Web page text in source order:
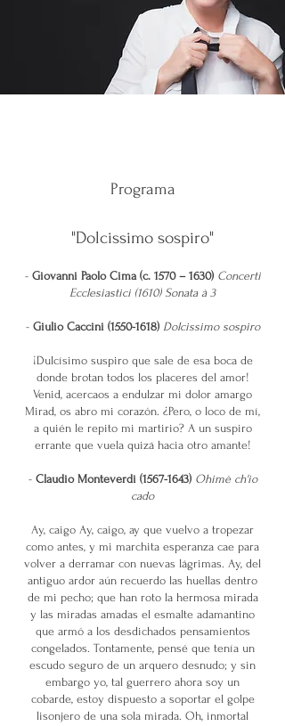
Programa
"Dolcissimo sospiro"
- Giovanni Paolo Cima (c. 1570 – 1630) Concerti
Ecclesiastici (1610) Sonata à 3
- Giulio Caccini (1550-1618) Dolcissimo sospiro
​¡Dulcísimo suspiro que sale de esa boca de
donde brotan todos los placeres del amor!
Venid, acercaos a endulzar mi dolor amargo
Mirad, os abro mi corazón. ¿Pero, o loco de mí,
a quién le repito mi martirio? A un suspiro
errante que vuela quizá hacia otro amante!
- Claudio Monteverdi (1567-1643) Ohimè ch'io
cado
Ay, caigo Ay, caigo, ay que vuelvo a tropezar
como antes, y mi marchita esperanza cae para
volver a derramar con nuevas lágrimas. Ay, del
antiguo ardor aún recuerdo las huellas dentro
de mi pecho; que han roto la hermosa mirada
y las miradas amadas el esmalte adamantino
que armó a los desdichados pensamientos
congelados. Tontamente, pensé que tenía un
escudo seguro de un arquero desnudo; y sin
embargo yo, tal guerrero ahora soy un
cobarde, estoy dispuesto a soportar el golpe
lisonjero de una sola mirada. Oh, inmortal